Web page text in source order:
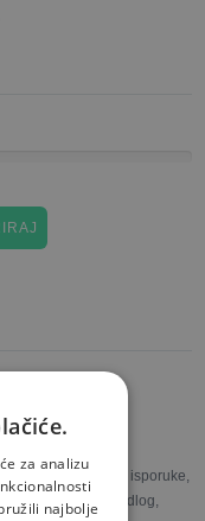
rokovima isporuke,
Imate prijedlog,
za analizu
najbolje